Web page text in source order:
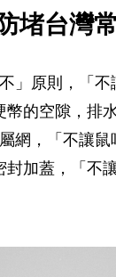
堵台灣
」原則，「
幣的空隙，排
網，「不讓鼠
封加蓋，「不